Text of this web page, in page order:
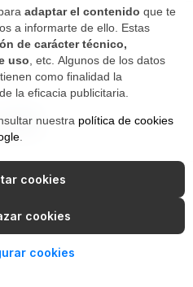
adaptar el contenido que te
a informarte de ello. Estas
de carácter técnico,
uso , etc. Algunos de los datos
como finalidad la
la eficacia publicitaria.
nuestra política de cookies
cookies
cookies
cookies
Política de privacidad